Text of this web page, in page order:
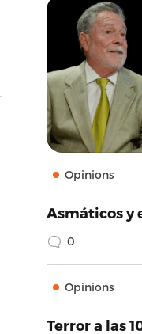
Opinions
Asmáticos y
0
Opinions
Terror a las